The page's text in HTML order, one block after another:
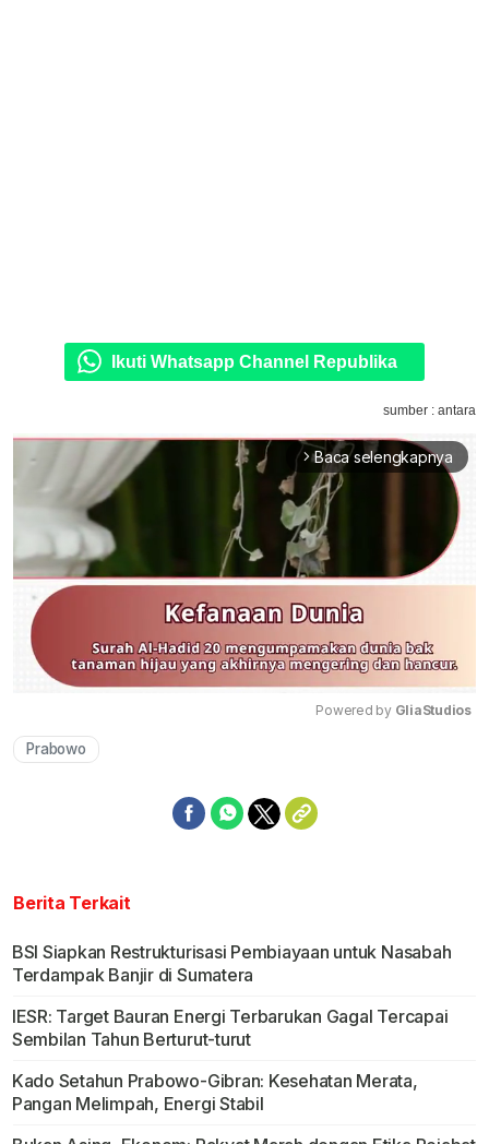
Ikuti Whatsapp Channel Republika
sumber : antara
arrow_forward_ios Baca selengkapnya
Powered by GliaStudios
Prabowo
Berita Terkait
BSI Siapkan Restrukturisasi Pembiayaan untuk Nasabah
Terdampak Banjir di Sumatera
IESR: Target Bauran Energi Terbarukan Gagal Tercapai
Sembilan Tahun Berturut-turut
Kado Setahun Prabowo-Gibran: Kesehatan Merata,
Pangan Melimpah, Energi Stabil